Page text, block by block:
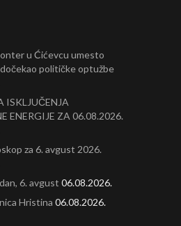
u Ćićevcu umesto
političke optužbe
ISKLJUČENJA
ENERGIJE ZA 06.08.2026.
za 6. avgust 2026.
6. avgust 06.08.2026.
Hristina 06.08.2026.